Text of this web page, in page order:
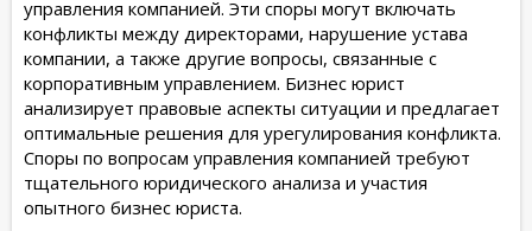
управления компанией. Эти споры могут включать
конфликты между директорами, нарушение устава
компании, а также другие вопросы, связанные с
корпоративным управлением. Бизнес юрист
анализирует правовые аспекты ситуации и предлагает
оптимальные решения для урегулирования конфликта.
Споры по вопросам управления компанией требуют
тщательного юридического анализа и участия
опытного бизнес юриста.